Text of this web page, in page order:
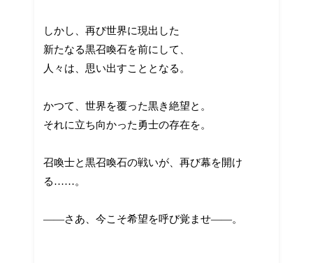
しかし、再び世界に現出した
新たなる黒召喚石を前にして、
人々は、思い出すこととなる。
かつて、世界を覆った黒き絶望と。
それに立ち向かった勇士の存在を。
召喚士と黒召喚石の戦いが、再び幕を開け
る……。
――さあ、今こそ希望を呼び覚ませ――。